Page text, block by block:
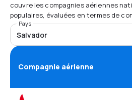
couvre les compagnies aériennes
populaires, évaluées en termes de
Pays
Salvador
Compagnie aérienne